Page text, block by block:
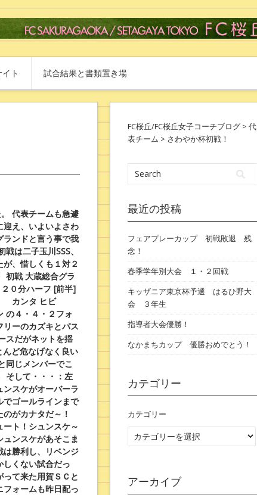
ト 試合結果と書類置き場
代表チームも急遽
迎え、いよいよさわ
ランドと言う事で我
戦は二子玉川SSS、
が、惜しくも１対２
初戦 大蔵総合グラ
０分ハーフ [前半]
カンタ ヒビ
の４・４・２フォ
リーのカズキとパス
スだがネットを揺
ど危なげなく良い
同じメンバーでこ
そして・・・：左
ンスケがオーバーラ
でゴールラインまで
のがカナタだ～！
ト！シュンスケ～
ンスケがあそこま
は勝利し、リベンジ
くない試合だっ
て来た用賀ＳＣと
ォームも昨日配っ
FC桜丘/FC桜丘女子コーチブログ > 代
表チーム > さわやか杯初戦！
最近の投稿
フェアプレーカップ 初戦敗退 残
念！
春季学年別大会 １・２回戦
キッザニア東京杯予選 はるひ野大
会 ３年生
指導者大会優勝！
なかまちカップ 優勝おめでとう！
カテゴリー
カテゴリー
アーカイブ